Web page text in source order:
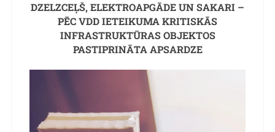
DZELZCEĻŠ, ELEKTROAPGĀDE UN SAKARI –
PĒC VDD IETEIKUMA KRITISKĀS
INFRASTRUKTŪRAS OBJEKTOS
PASTIPRINĀTA APSARDZE